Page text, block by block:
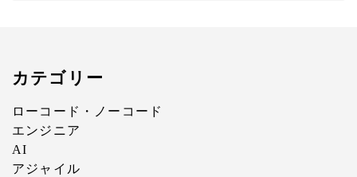
カテゴリー
ローコード・ノーコード
エンジニア
AI
アジャイル